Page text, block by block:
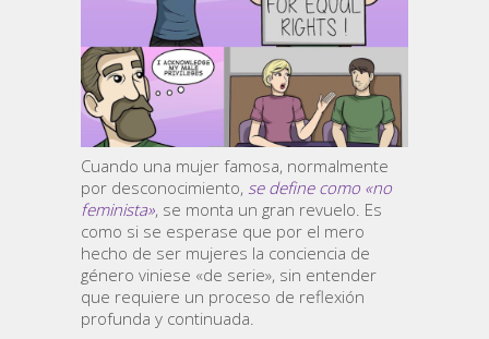
Cuando una mujer famosa, normalmente
por desconocimiento, se define como «no
feminista», se monta un gran revuelo. Es
como si se esperase que por el mero
hecho de ser mujeres la conciencia de
género viniese «de serie», sin entender
que requiere un proceso de reflexión
profunda y continuada.